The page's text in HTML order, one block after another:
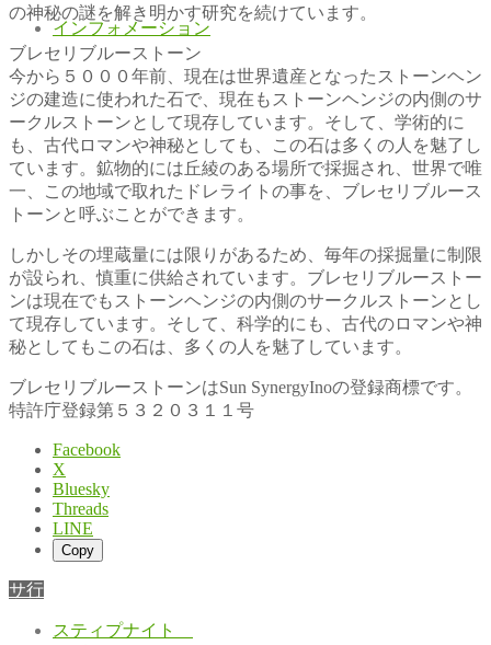
インフォメーション
の神秘の謎を解き明かす研究を続けています。
ブレセリブルーストーン
今から５０００年前、現在は世界遺産となったストーンヘン
ジの建造に使われた石で、現在もストーンヘンジの内側のサ
ークルストーンとして現存しています。そして、学術的に
も、古代ロマンや神秘としても、この石は多くの人を魅了し
ています。鉱物的には丘綾のある場所で採掘され、世界で唯
一、この地域で取れたドレライトの事を、ブレセリブルース
トーンと呼ぶことができます。
しかしその埋蔵量には限りがあるため、毎年の採掘量に制限
が設られ、慎重に供給されています。ブレセリブルーストー
ンは現在でもストーンヘンジの内側のサークルストーンとし
て現存しています。そして、科学的にも、古代のロマンや神
秘としてもこの石は、多くの人を魅了しています。
ブレセリブルーストーンはSun SynergyInoの登録商標です。
特許庁登録第５３２０３１１号
Facebook
X
Bluesky
Threads
LINE
Copy
サ行
スティプナイト